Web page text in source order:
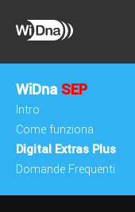
WiDnaSEP
Intro
Come funziona
Digital Extras Plus
Domande Frequenti